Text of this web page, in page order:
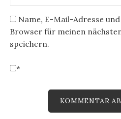
Name, E-Mail-Adresse
Browser für meinen
speichern.
*